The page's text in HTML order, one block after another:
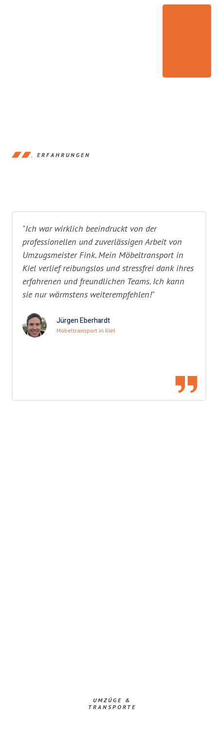
ERFAHRUNGEN
"Ich war wirklich beeindruckt von der
professionellen und zuverlässigen Arbeit von
Umzugsmeister Fink. Mein Möbeltransport in
Kiel verlief reibungslos und stressfrei dank ihres
erfahrenen und freundlichen Teams. Ich kann
sie nur wärmstens weiterempfehlen!"
Jürgen Eberhardt
Möbeltransport in Kiel
UMZÜGE &
TRANSPORTE